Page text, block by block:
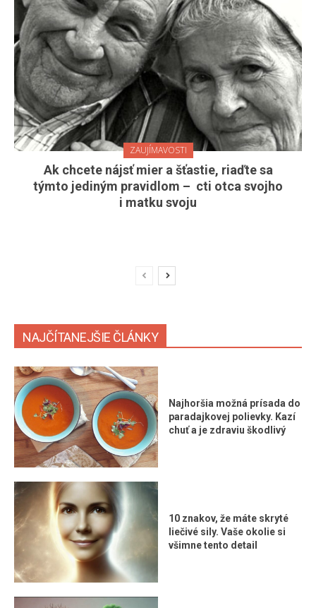
ZAUJÍMAVOSTI
Ak chcete nájsť mier a šťastie, riaďte sa
týmto jediným pravidlom – cti otca svojho
i matku svoju
NAJČÍTANEJŠIE ČLÁNKY
Najhoršia možná prísada do
paradajkovej polievky. Kazí
chuť a je zdraviu škodlivý
10 znakov, že máte skryté
liečivé sily. Vaše okolie si
všimne tento detail